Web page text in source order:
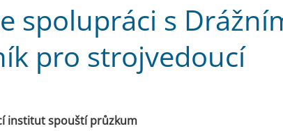
spolupráci s
pro strojvedoucí
institut spouští průzkum